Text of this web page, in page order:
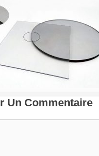
Un Commentaire